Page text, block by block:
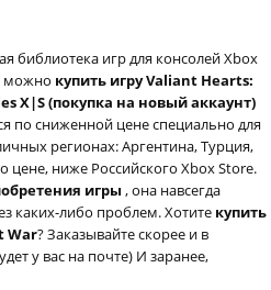
библиотека игр для консолей Xbox
можно купить игру Valiant Hearts:
X|S (покупка на новый аккаунт)
по сниженной цене специально для
регионах: Аргентина, Турция,
цене, ниже Российского Xbox Store.
игры , она навсегда
каких-либо проблем. Хотите купить
War? Заказывайте скорее и в
у вас на почте) И заранее,